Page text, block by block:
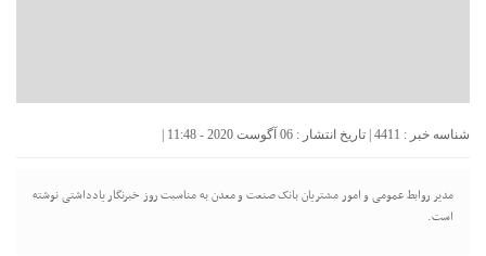
شناسه خبر : 4411 | تاریخ انتشار : 06 آگوست 2020 - 11:48 |
مدیر روابط عمومی و امور مشتریان بانک صنعت و معدن به مناسبت روز خبرنگار یادداشتی نوشته
است.